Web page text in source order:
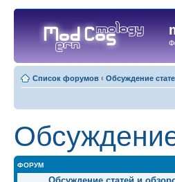
Список форумов ‹ Обсуждение
ФОРУМ
Обсуждение статей и